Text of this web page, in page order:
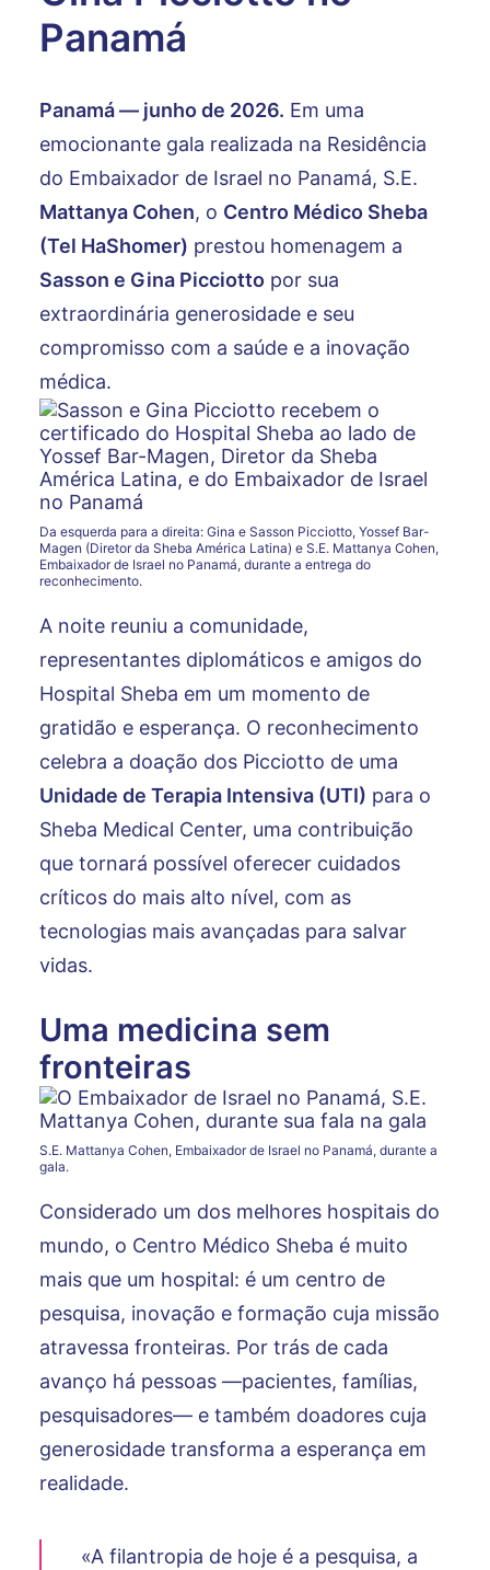
Panamá
Panamá — junho de 2026. Em uma
emocionante gala realizada na Residência
do Embaixador de Israel no Panamá, S.E.
Mattanya Cohen, o Centro Médico Sheba
(Tel HaShomer) prestou homenagem a
Sasson e Gina Picciotto por sua
extraordinária generosidade e seu
compromisso com a saúde e a inovação
médica.
Da esquerda para a direita: Gina e Sasson Picciotto, Yossef Bar-
Magen (Diretor da Sheba América Latina) e S.E. Mattanya Cohen,
Embaixador de Israel no Panamá, durante a entrega do
reconhecimento.
A noite reuniu a comunidade,
representantes diplomáticos e amigos do
Hospital Sheba em um momento de
gratidão e esperança. O reconhecimento
celebra a doação dos Picciotto de uma
Unidade de Terapia Intensiva (UTI) para o
Sheba Medical Center, uma contribuição
que tornará possível oferecer cuidados
críticos do mais alto nível, com as
tecnologias mais avançadas para salvar
vidas.
Uma medicina sem
fronteiras
S.E. Mattanya Cohen, Embaixador de Israel no Panamá, durante a
gala.
Considerado um dos melhores hospitais do
mundo, o Centro Médico Sheba é muito
mais que um hospital: é um centro de
pesquisa, inovação e formação cuja missão
atravessa fronteiras. Por trás de cada
avanço há pessoas —pacientes, famílias,
pesquisadores— e também doadores cuja
generosidade transforma a esperança em
realidade.
«A filantropia de hoje é a pesquisa, a